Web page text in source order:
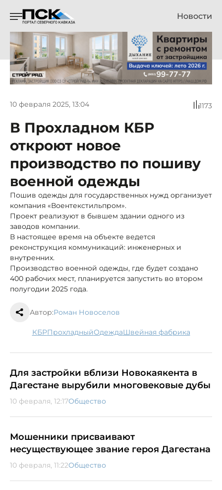
Новости
10 февраля 2025, 13:04 1173
В Прохладном КБР
откроют новое
производство по пошиву
военной одежды
Пошив одежды для государственных нужд организует
компания «Воентекстильпром».
Проект реализуют в бывшем здании одного из
заводов компании.
В настоящее время на объекте ведется
реконструкция коммуникаций: инженерных и
внутренних.
Производство военной одежды, где будет создано
400 рабочих мест, планируется запустить во втором
полугодии 2025 года.
Автор:Роман Новоселов
КБР Прохладный одежда швейная фабрика
Для застройки вблизи Новокаякента в
Дагестане вырубили многовековые дубы
10 февраля, 12:17Общество
Мошенники присваивают
несуществующее звание героя Дагестана
10 февраля, 11:22Общество